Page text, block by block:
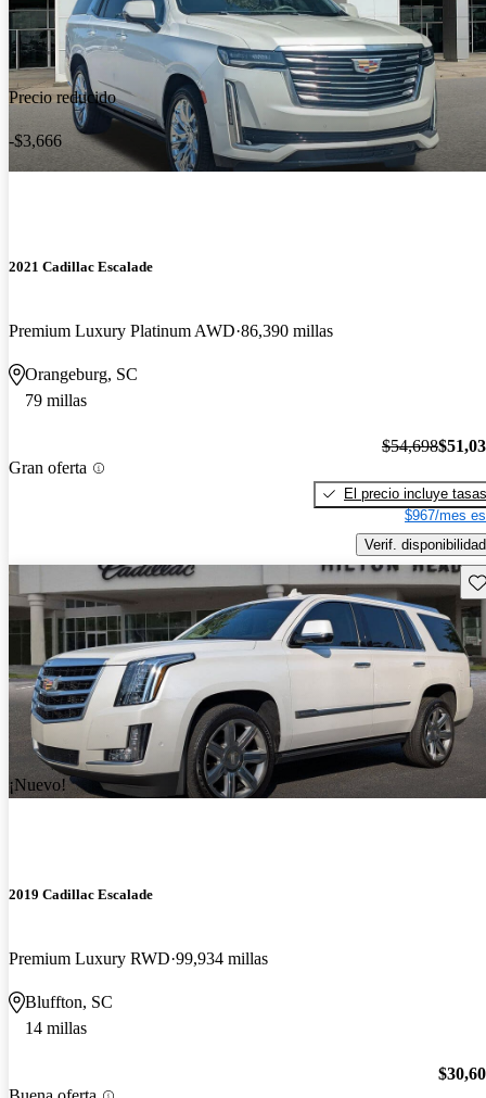
Precio reducido
-$3,666
2021 Cadillac Escalade
Premium Luxury Platinum AWD 86,390 millas
Orangeburg, SC
79 millas
Gran oferta
$54,698
El precio incluye tasas
$967/mes
Verif. disponibilidad
¡Nuevo!
2019 Cadillac Escalade
Premium Luxury RWD 99,934 millas
Bluffton, SC
14 millas